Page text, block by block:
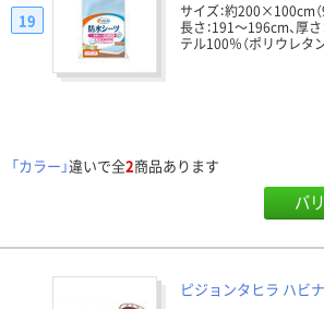
サイズ：約200×100cm
長さ：191～196cm、厚
テル100％（ポリウレタ
19
「カラー」違いで全2商品あります
バ
ピジョンタヒラ ハビ